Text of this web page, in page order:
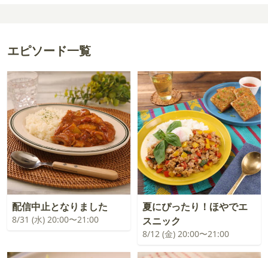
エピソード一覧
配信中止となりました
8/31 (水) 20:00〜21:00
夏にぴったり！ほやでエ
スニック
8/12 (金) 20:00〜21:00